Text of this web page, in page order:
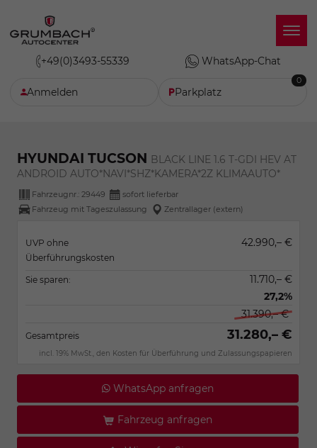
+49(0)3493-55339 WhatsApp-Chat
Anmelden Parkplatz
0
HYUNDAI TUCSON BLACK LINE 1.6 T-GDI HEV AT
ANDROID AUTO*NAVI*SHZ*KAMERA*2Z KLIMAAUTO*
Fahrzeugnr.: 29449
sofort lieferbar
Fahrzeug mit Tageszulassung
Zentrallager (extern)
UVP ohne
Überführungskosten
42.990,– €
Sie sparen:
11.710,– €
27,2%
31.390,– €
Gesamtpreis 31.280,– €
incl. 19% MwSt., den Kosten für Überführung und Zulassungspapieren
WhatsApp anfragen
Fahrzeug anfragen